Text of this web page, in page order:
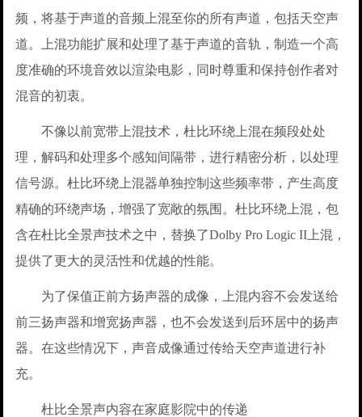
频，将基于声道的音频上混至你的所有声道，包括天空声
道。上混功能扩展和处理了基于声道的音轨，制造一个高
度准确的环境音效以渲染电影，同时尊重和保持创作者对
混音的初衷。
不像以前宽带上混技术，杜比环绕上混在频段处处
理，解码和处理多个感知间隔带，进行精密分析，以处理
信号源。杜比环绕上混器单独控制这些频率带，产生高度
精确的环绕声场，增强了宽敞的氛围。杜比环绕上混，包
含在杜比全景声技术之中，替换了Dolby Pro Logic II上混，
提供了更大的灵活性和优越的性能。
为了保值正前方扬声器的成像，上混内容不会发送给
前三扬声器和增宽扬声器，也不会发送到后环居中的扬声
器。在这些情况下，声音成像通过传给天空声道进行补
充。
杜比全景声内容在家庭影院中的传递